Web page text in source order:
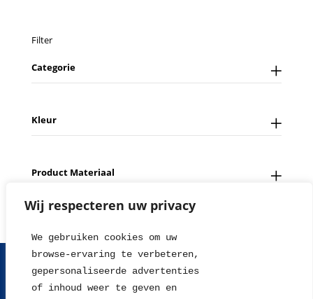
Wij respecteren uw privacy
We gebruiken cookies om uw
browse-ervaring te verbeteren,
gepersonaliseerde advertenties
of inhoud weer te geven en
Filter
Categorie
Kleur
Product Materiaal
Contact
Tips en Nieuws
Herroepingsrecht
Retour sturen